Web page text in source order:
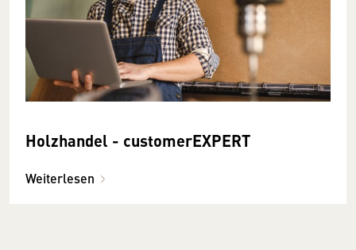
Holzhandel - customerEXPERT
Weiterlesen